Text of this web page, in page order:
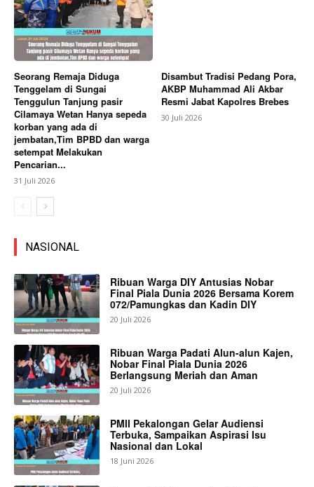
Seorang Remaja Diduga
Tenggelam di Sungai
Tenggulun Tanjung pasir
Cilamaya Wetan Hanya sepeda
korban yang ada di
jembatan,Tim BPBD dan warga
setempat Melakukan
Pencarian...
31 Juli 2026
Disambut Tradisi Pedang Pora,
AKBP Muhammad Ali Akbar
Resmi Jabat Kapolres Brebes
30 Juli 2026
NASIONAL
Ribuan Warga DIY Antusias Nobar
Final Piala Dunia 2026 Bersama Korem
072/Pamungkas dan Kadin DIY
20 Juli 2026
Ribuan Warga Padati Alun-alun Kajen,
Nobar Final Piala Dunia 2026
Berlangsung Meriah dan Aman
20 Juli 2026
PMII Pekalongan Gelar Audiensi
Terbuka, Sampaikan Aspirasi Isu
Nasional dan Lokal
18 Juni 2026